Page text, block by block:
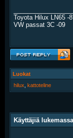
Toyota Hilux LN65 -
VW passat 3C -09
Luokat
hilux kattoteline
Käyttäjiä